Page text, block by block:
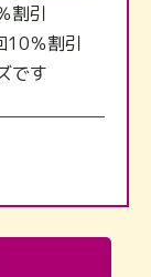
割引
10％割引
です